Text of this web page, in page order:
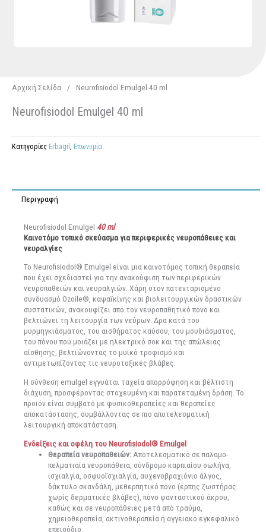
Αρχική Σελίδα / Neurofisiodol Emulgel 40 ml
Neurofisiodol Emulgel 40 ml
Κατηγορίες Erbagil Επωνυμία
Περιγραφή
Neurofisiodol Emulgel 40 ml
Καινοτόμο τοπικό σκεύασμα για περιφερικές νευροπάθειες και
νευραλγίες
Το Neurofisiodol® Emulgel είναι μια καινοτόμος τοπική θεραπεία
που έχει σχεδιαστεί για την ανακούφιση των περιφερικών
νευροπαθειών και νευραλγιών. Χάρη στον πατενταρισμένο
συνδυασμό Ozoile®, καψαϊκίνης και βιολειτουργικών δραστικών
συστατικών, ανακουφίζει από τον νευροπαθητικό πόνο και
βελτιώνει τη λειτουργία των νεύρων. Δρα κατά του
μυρμηγκιάσματος, του αισθήματος καύσου, του μουδιάσματος,
του πόνου που μοιάζει με ηλεκτρικό σοκ και της απώλειας
αίσθησης, βελτιώνοντας το μυϊκό τροφισμό και
αντιμετωπίζοντας τις νευροτοξικές βλάβες.
Η σύνθεση emulgel εγγυάται ταχεία απορρόφηση και βέλτιστη
διάχυση, προσφέροντας στοχευμένη και παρατεταμένη δράση. Το
προϊόν είναι συμβατό με φυσικοθεραπείες και θεραπείες
αποκατάστασης, συμβάλλοντας σε πιο αποτελεσματική
λειτουργική αποκατάσταση.
Ενδείξεις και οφέλη του Neurofisiodol® Emulgel
Θεραπεία νευροπαθειών: Αποτελεσματικό σε παλαμο-
πελματιαία νευροπάθεια, σύνδρομο καρπιαίου σωλήνα,
ισχιαλγία, οσφυοϊσχιαλγία, αυχενοβραχιόνιο άλγος,
δάκτυλο σκανδάλη, μεθερπητικό πόνο (έρπης ζωστήρας
χωρίς δερματικές βλάβες), πόνο φανταστικού άκρου,
καθώς και σε νευροπάθειες μετά από τραύμα,
χημειοθεραπεία, ακτινοθεραπεία ή αγγειακό εγκεφαλικό
επεισόδιο.